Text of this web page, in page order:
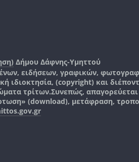
Δήμου Δάφνης-Υμηττού
ειδήσεων, γραφικών,
(copyright) και
τρίτων.Συνεπώς,
(download), μετάφραση,